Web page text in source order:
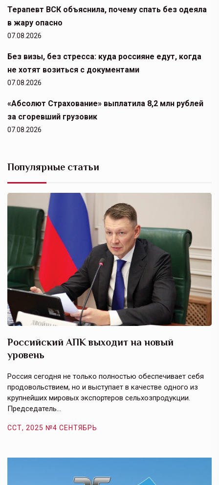
Терапевт ВСК объяснила, почему спать без одеяла
в жару опасно
07.08.2026
Без визы, без стресса: куда россияне едут, когда
не хотят возиться с документами
07.08.2026
«Абсолют Страхование» выплатила 8,2 млн рублей
за сгоревший грузовик
07.08.2026
Популярные статьи
Российский АПК выходит на новый
уровень
Россия сегодня не только полностью обеспечивает себя
продовольствием, но и выступает в качестве одного из
крупнейших мировых экспортеров сельхозпродукции.
Председатель…
ССТ, 2025 №4 СЕНТЯБРЬ